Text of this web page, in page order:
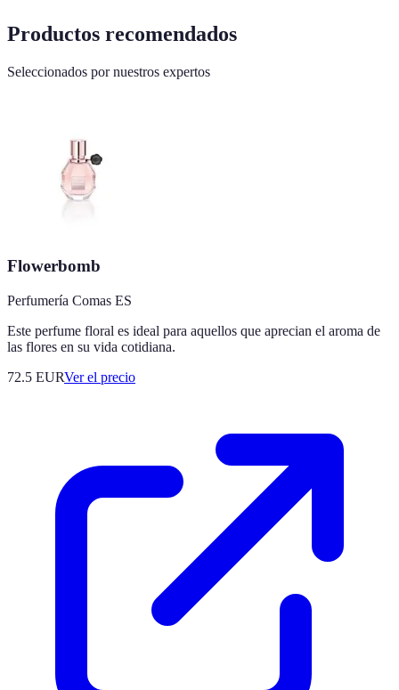
Productos recomendados
Seleccionados por nuestros expertos
Flowerbomb
Perfumería Comas ES
Este perfume floral es ideal para aquellos que aprecian el aroma de
las flores en su vida cotidiana.
72.5 EURVer el precio